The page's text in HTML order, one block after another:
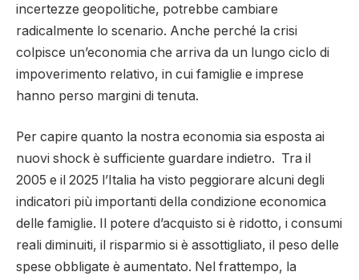
incertezze geopolitiche, potrebbe cambiare
radicalmente lo scenario. Anche perché la crisi
colpisce un’economia che arriva da un lungo ciclo di
impoverimento relativo, in cui famiglie e imprese
hanno perso margini di tenuta.
Per capire quanto la nostra economia sia esposta ai
nuovi shock è sufficiente guardare indietro. Tra il
2005 e il 2025 l’Italia ha visto peggiorare alcuni degli
indicatori più importanti della condizione economica
delle famiglie. Il potere d’acquisto si è ridotto, i consumi
reali diminuiti, il risparmio si è assottigliato, il peso delle
spese obbligate è aumentato. Nel frattempo, la